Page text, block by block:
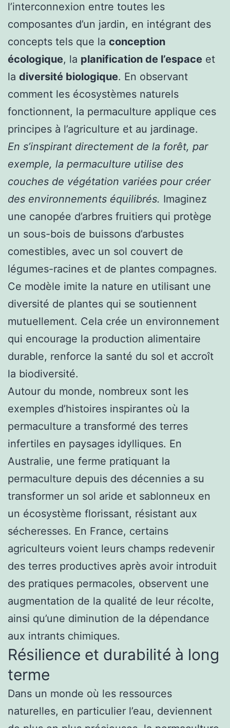
l’interconnexion entre toutes les
composantes d’un jardin, en intégrant des
concepts tels que la conception
écologique, la planification de l’espace et
la diversité biologique. En observant
comment les écosystèmes naturels
fonctionnent, la permaculture applique ces
principes à l’agriculture et au jardinage.
En s’inspirant directement de la forêt, par
exemple, la permaculture utilise des
couches de végétation variées pour créer
des environnements équilibrés. Imaginez
une canopée d’arbres fruitiers qui protège
un sous-bois de buissons d’arbustes
comestibles, avec un sol couvert de
légumes-racines et de plantes compagnes.
Ce modèle imite la nature en utilisant une
diversité de plantes qui se soutiennent
mutuellement. Cela crée un environnement
qui encourage la production alimentaire
durable, renforce la santé du sol et accroît
la biodiversité.
Autour du monde, nombreux sont les
exemples d’histoires inspirantes où la
permaculture a transformé des terres
infertiles en paysages idylliques. En
Australie, une ferme pratiquant la
permaculture depuis des décennies a su
transformer un sol aride et sablonneux en
un écosystème florissant, résistant aux
sécheresses. En France, certains
agriculteurs voient leurs champs redevenir
des terres productives après avoir introduit
des pratiques permacoles, observent une
augmentation de la qualité de leur récolte,
ainsi qu’une diminution de la dépendance
aux intrants chimiques.
Résilience et durabilité à long
terme
Dans un monde où les ressources
naturelles, en particulier l’eau, deviennent